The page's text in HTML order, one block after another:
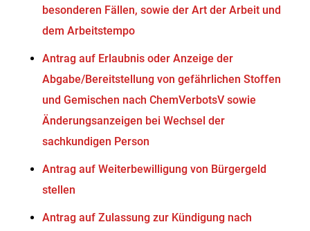
besonderen Fällen, sowie der Art der Arbeit und
dem Arbeitstempo
Antrag auf Erlaubnis oder Anzeige der
Abgabe/Bereitstellung von gefährlichen Stoffen
und Gemischen nach ChemVerbotsV sowie
Änderungsanzeigen bei Wechsel der
sachkundigen Person
Antrag auf Weiterbewilligung von Bürgergeld
stellen
Antrag auf Zulassung zur Kündigung nach